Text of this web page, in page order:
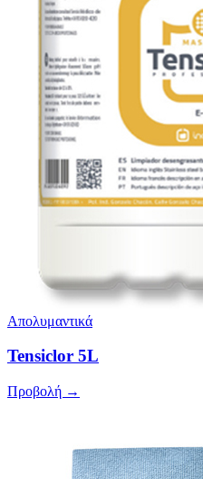
Απολυμαντικά
Tensiclor 5L
Προβολή →